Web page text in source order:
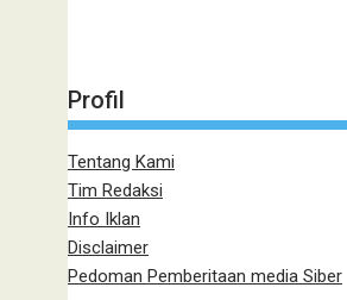
Profil
Tentang Kami
Tim Redaksi
Info Iklan
Disclaimer
Pedoman Pemberitaan media Siber